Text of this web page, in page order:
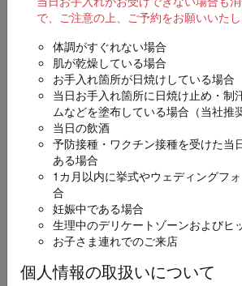
で、ご注意の上、ご予約をお願いいたし
体調がすぐれない場合
肌が乾燥している場合
お手入れ箇所が日焼けしている場合
当日お手入れ箇所に日焼け止め・制
ムなどを塗布している場合（当社推
当日の飲酒
予防接種・ワクチン接種を受けた当
ある場合
1カ月以内に挙式やウェディングフ
合
妊娠中である場合
生理中のデリケートゾーンおよびヒ
お子さま連れでのご来店
個人情報の取扱いについて
第三希望（入力は任意）
必須 お名前
必須 ふりがな